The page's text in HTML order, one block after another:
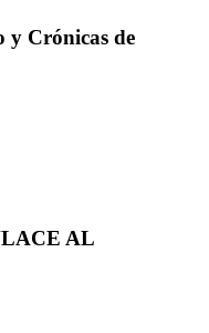
y Crónicas de
AL